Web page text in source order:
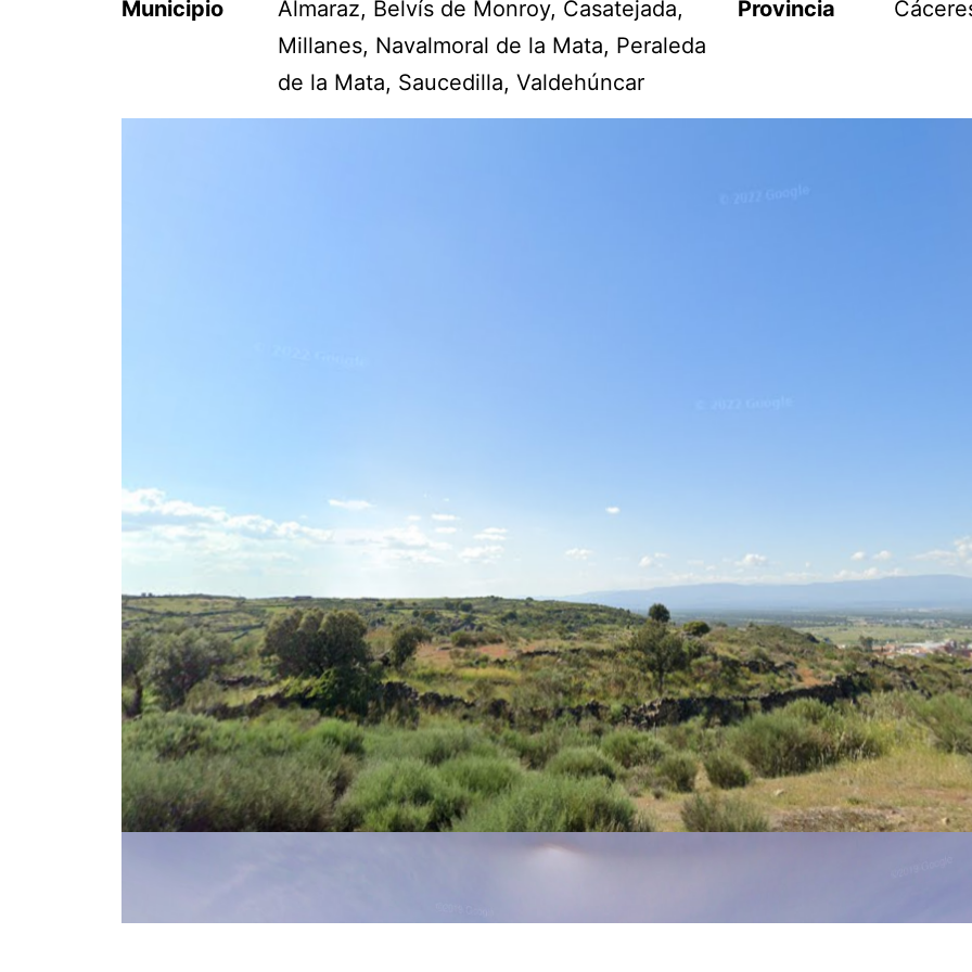
Provincia
Municipio
Almaraz, Belvís de Monroy, Casatejada,
Millanes, Navalmoral de la Mata, Peraleda
de la Mata, Saucedilla, Valdehúncar